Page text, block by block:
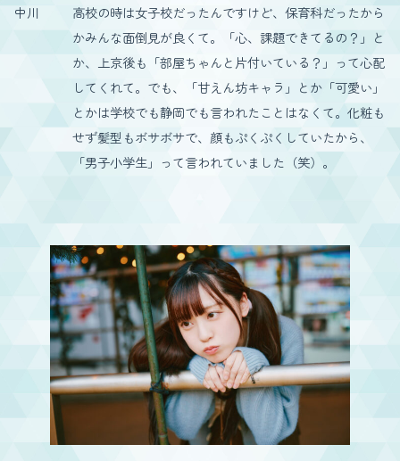
中川
高校の時は女子校だったんですけど、保育科だったから
かみんな面倒見が良くて。「心、課題できてるの？」と
か、上京後も「部屋ちゃんと片付いている？」って心配
してくれて。でも、「甘えん坊キャラ」とか「可愛い」
とかは学校でも静岡でも言われたことはなくて。化粧も
せず髪型もボサボサで、顔もぷくぷくしていたから、
「男子小学生」って言われていました（笑）。